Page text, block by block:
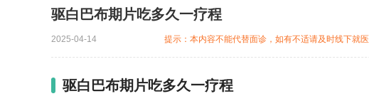
驱白巴布期片吃多久一疗程
2025-04-14 提示：本内容不能代替面诊，如有不适请及时线下就医
驱白巴布期片吃多久一疗程